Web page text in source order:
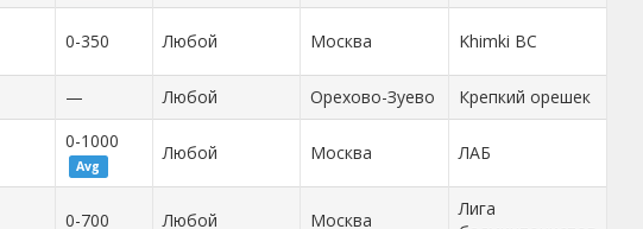
0-350 Любой Москва Khimki BC
— Любой Орехово-Зуево Крепкий орешек
0-1000
Avg
Любой Москва ЛАБ
0-700 Любой Москва
Лига